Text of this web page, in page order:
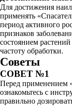
Для достижения
применять
период активного
признаков
состоянием
частоту обработки.
Советы
СОВЕТ №1
Перед применением
ознакомьтесь с
правильно